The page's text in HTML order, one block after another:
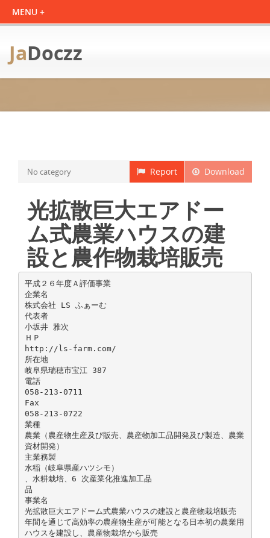
JaDoczz
Download
Report
No category
光拡散巨大エアドー
ム式農業ハウスの建
設と農作物栽培販売
平成２６年度Ａ評価事業
企業名
株式会社 LS ふぁーむ
代表者
小坂井 雅次
ＨＰ
http://ls-farm.com/
所在地
岐阜県瑞穂市宝江 387
電話
058-213-0711
Fax
058-213-0722
業種
農業（農産物生産及び販売、農産物加工品開発及び製造、農業
資材開発）
主業務製
水稲（岐阜県産ハツシモ）
、水耕栽培、6 次産業化推進加工品
品
事業名
光拡散巨大エアドーム式農業ハウスの建設と農産物栽培販売
年間を通じて高効率の農産物生産が可能となる日本初の農業用
ハウスを建設し、農産物栽培から販売